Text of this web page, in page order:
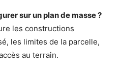
sur un plan de masse ?
les constructions
les limites de la parcelle,
au terrain.